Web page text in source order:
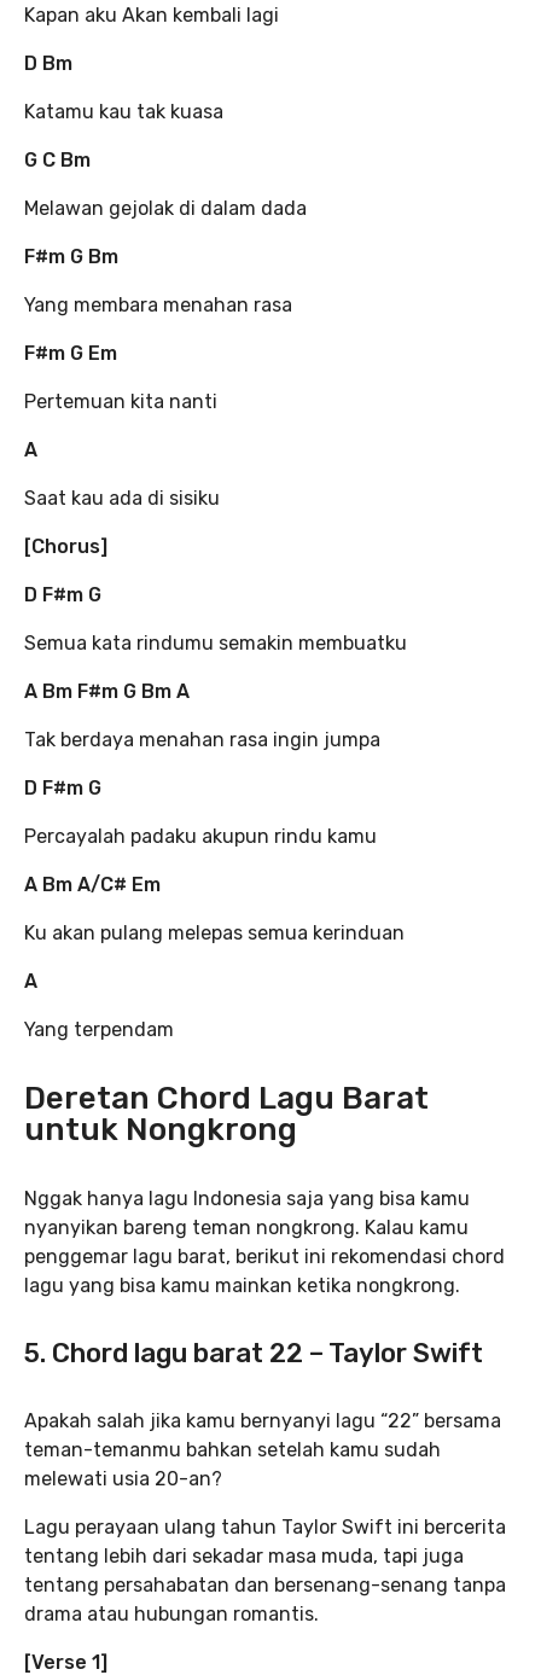
Kapan aku Akan kembali lagi
D Bm
Katamu kau tak kuasa
G C Bm
Melawan gejolak di dalam dada
F#m G Bm
Yang membara menahan rasa
F#m G Em
Pertemuan kita nanti
A
Saat kau ada di sisiku
[Chorus]
D F#m G
Semua kata rindumu semakin membuatku
A Bm F#m G Bm A
Tak berdaya menahan rasa ingin jumpa
D F#m G
Percayalah padaku akupun rindu kamu
A Bm A/C# Em
Ku akan pulang melepas semua kerinduan
A
Yang terpendam
Deretan Chord Lagu Barat
untuk Nongkrong
Nggak hanya lagu Indonesia saja yang bisa kamu
nyanyikan bareng teman nongkrong. Kalau kamu
penggemar lagu barat, berikut ini rekomendasi chord
lagu yang bisa kamu mainkan ketika nongkrong.
5. Chord lagu barat 22 – Taylor Swift
Apakah salah jika kamu bernyanyi lagu “22” bersama
teman-temanmu bahkan setelah kamu sudah
melewati usia 20-an?
Lagu perayaan ulang tahun Taylor Swift ini bercerita
tentang lebih dari sekadar masa muda, tapi juga
tentang persahabatan dan bersenang-senang tanpa
drama atau hubungan romantis.
[Verse 1]